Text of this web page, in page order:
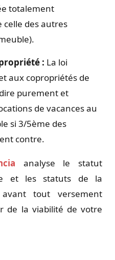
totalement
des autres
: La loi
aux copropriétés de
purement et
de vacances au
si 3/5ème des
contre.
analyse le statut
et les statuts de la
tout versement
de la viabilité de votre